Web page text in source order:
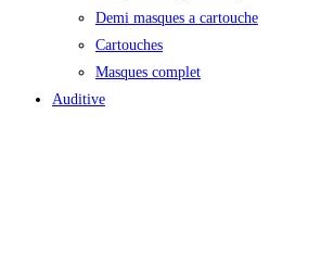
Demi masques a cartouche
Cartouches
Masques complet
Auditive